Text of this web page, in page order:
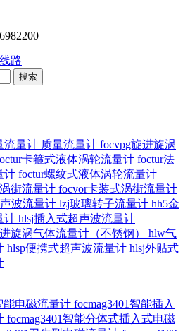
路
流量计 质量流量计 focvpg旋进旋涡
卡箍式液体涡轮流量计 foctur法
计 foctur螺纹式液体涡轮流量计
街流量计 focvor卡装式涡街流量计
波流量计 lzj玻璃转子流量计 hh5金
计 hlsj插入式超声波流量计
旋涡气体流量计（不锈钢） hlw气
hlsp便携式超声波流量计 hlsj外贴式
能电磁流量计 focmag3401智能插入
focmag3401智能分体式插入式电磁